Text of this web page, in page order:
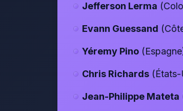
Jefferson Lerma
Evann Guessand
Yéremy Pino
Chris Richards (États-
Jean-Philippe Mateta